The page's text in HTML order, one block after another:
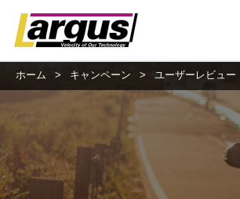
ホーム > キャンペーン > ユーザーレビュー